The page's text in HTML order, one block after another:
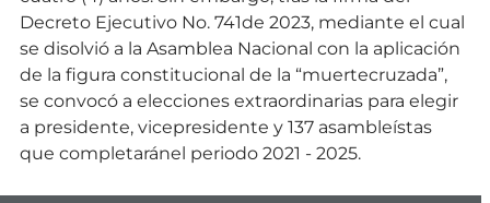
Decreto Ejecutivo No. 741de 2023, mediante el cual
se disolvió a la Asamblea Nacional con la aplicación
de la figura constitucional de la “muertecruzada”,
se convocó a elecciones extraordinarias para elegir
a presidente, vicepresidente y 137 asambleístas
que completaránel periodo 2021 - 2025.